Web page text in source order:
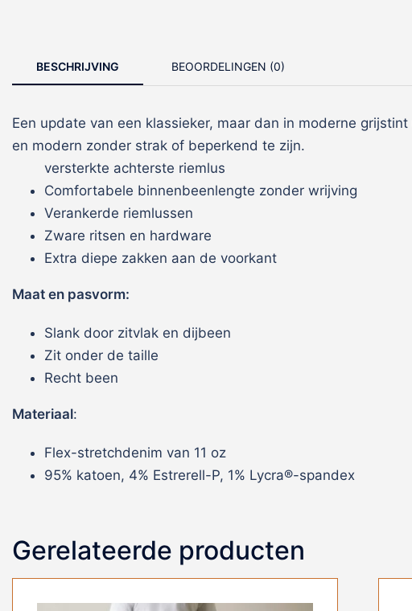
BESCHRIJVING BEOORDELINGEN (0)
Een update van een klassieker, maar dan in moderne
en modern zonder strak of beperkend te zijn.
versterkte achterste riemlus
Comfortabele binnenbeenlengte zonder wrijving
Verankerde riemlussen
Zware ritsen en hardware
Extra diepe zakken aan de voorkant
Maat en pasvorm:
Slank door zitvlak en dijbeen
Zit onder de taille
Recht been
Materiaal:
Flex-stretchdenim van 11 oz
95% katoen, 4% Estrerell-P, 1% Lycra®-spandex
Gerelateerde producten